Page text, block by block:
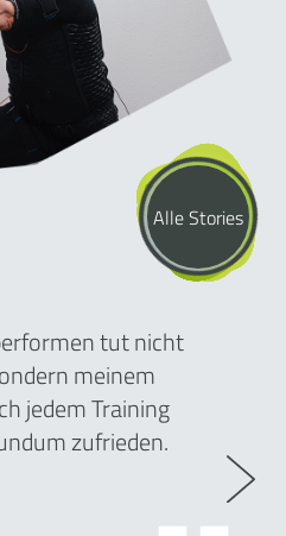
Alle Stories
tut nicht
meinem
jedem Training
zufrieden.